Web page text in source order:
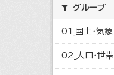
グループ
01_国土・気象
02_人口・世帯